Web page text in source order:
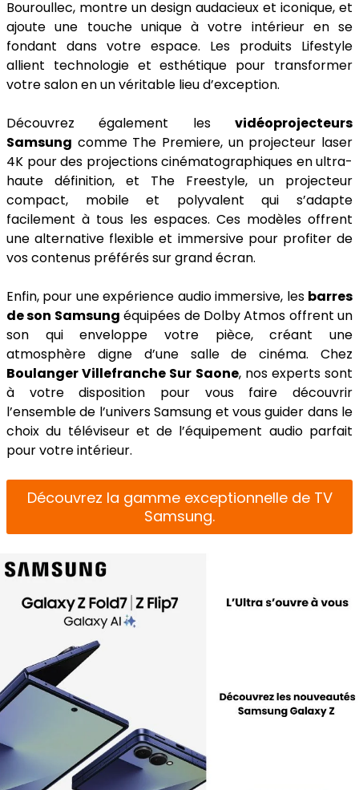
Bouroullec, montre un design audacieux et iconique, et
ajoute une touche unique à votre intérieur en se
fondant dans votre espace. Les produits Lifestyle
allient technologie et esthétique pour transformer
votre salon en un véritable lieu d’exception.
Découvrez également les vidéoprojecteurs
Samsung comme The Premiere, un projecteur laser
4K pour des projections cinématographiques en ultra-
haute définition, et The Freestyle, un projecteur
compact, mobile et polyvalent qui s’adapte
facilement à tous les espaces. Ces modèles offrent
une alternative flexible et immersive pour profiter de
vos contenus préférés sur grand écran.
Enfin, pour une expérience audio immersive, les barres
de son Samsung équipées de Dolby Atmos offrent un
son qui enveloppe votre pièce, créant une
atmosphère digne d’une salle de cinéma. Chez
Boulanger Villefranche Sur Saone, nos experts sont
à votre disposition pour vous faire découvrir
l’ensemble de l’univers Samsung et vous guider dans le
choix du téléviseur et de l’équipement audio parfait
pour votre intérieur.
Découvrez la gamme exceptionnelle de TV
Samsung.